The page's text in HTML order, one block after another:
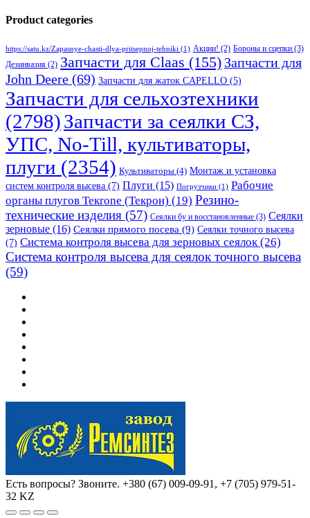
Product categories
https://satu.kz/Zapasnye-chasti-dlya-pritsepnoj-tehniki (1) Акции! (2) Бороны и сцепки (3)
Дезинвазия (2) Запчасти для Claas (155) Запчасти для
John Deere (69) Запчасти для жаток CAPELLO (5)
Запчасти для сельхозтехники
(2798)Запчасти за сеялки СЗ,
УПС, No-Till, культиваторы,
плуги (2354) Культиваторы (4) Монтаж и установка
систем контроля высева (7) Плуги (15) Погрузчики (1) Рабочие
органы плугов Текrоne (Текрон) (19) Резино-
технические изделия (57) Сеялки бу и восстановленные (3) Сеялки
зерновые (16) Сеялки прямого посева (9) Сеялки точного высева
(7) Система контроля высева для зерновых сеялок (26)
Система контроля высева для сеялок точного высева
(59)
Есть вопросы? Звоните. +380 (67) 009-09-91, +7 (705) 979-51-
32 KZ